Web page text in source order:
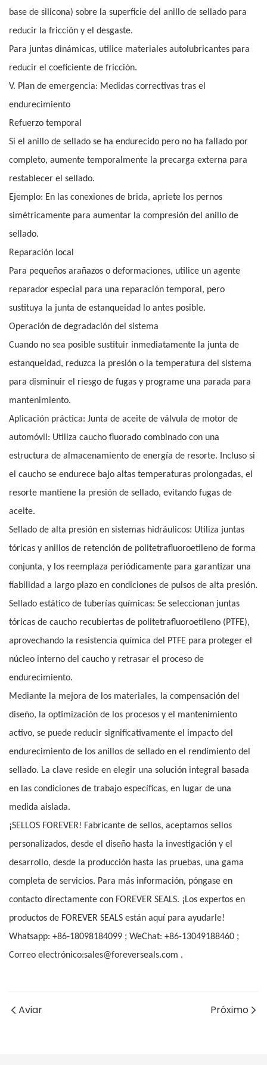
base de silicona) sobre la superficie del anillo de sellado para
reducir la fricción y el desgaste.
Para juntas dinámicas, utilice materiales autolubricantes para
reducir el coeficiente de fricción.
V. Plan de emergencia: Medidas correctivas tras el
endurecimiento
Refuerzo temporal
Si el anillo de sellado se ha endurecido pero no ha fallado por
completo, aumente temporalmente la precarga externa para
restablecer el sellado.
Ejemplo: En las conexiones de brida, apriete los pernos
simétricamente para aumentar la compresión del anillo de
sellado.
Reparación local
Para pequeños arañazos o deformaciones, utilice un agente
reparador especial para una reparación temporal, pero
sustituya la junta de estanqueidad lo antes posible.
Operación de degradación del sistema
Cuando no sea posible sustituir inmediatamente la junta de
estanqueidad, reduzca la presión o la temperatura del sistema
para disminuir el riesgo de fugas y programe una parada para
mantenimiento.
Aplicación práctica: Junta de aceite de válvula de motor de
automóvil: Utiliza caucho fluorado combinado con una
estructura de almacenamiento de energía de resorte. Incluso si
el caucho se endurece bajo altas temperaturas prolongadas, el
resorte mantiene la presión de sellado, evitando fugas de
aceite.
Sellado de alta presión en sistemas hidráulicos: Utiliza juntas
tóricas y anillos de retención de politetrafluoroetileno de forma
conjunta, y los reemplaza periódicamente para garantizar una
fiabilidad a largo plazo en condiciones de pulsos de alta presión.
Sellado estático de tuberías químicas: Se seleccionan juntas
tóricas de caucho recubiertas de politetrafluoroetileno (PTFE),
aprovechando la resistencia química del PTFE para proteger el
núcleo interno del caucho y retrasar el proceso de
endurecimiento.
Mediante la mejora de los materiales, la compensación del
diseño, la optimización de los procesos y el mantenimiento
activo, se puede reducir significativamente el impacto del
endurecimiento de los anillos de sellado en el rendimiento del
sellado. La clave reside en elegir una solución integral basada
en las condiciones de trabajo específicas, en lugar de una
medida aislada.
¡SELLOS FOREVER! Fabricante de sellos, aceptamos sellos
personalizados, desde el diseño hasta la investigación y el
desarrollo, desde la producción hasta las pruebas, una gama
completa de servicios. Para más información, póngase en
contacto directamente con FOREVER SEALS. ¡Los expertos en
productos de FOREVER SEALS están aquí para ayudarle!
Whatsapp: +86-18098184099 ; WeChat: +86-13049188460 ;
Correo electrónico:sales@foreverseals.com .
Aviar Próximo